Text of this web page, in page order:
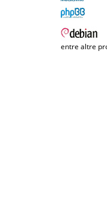
entre altre